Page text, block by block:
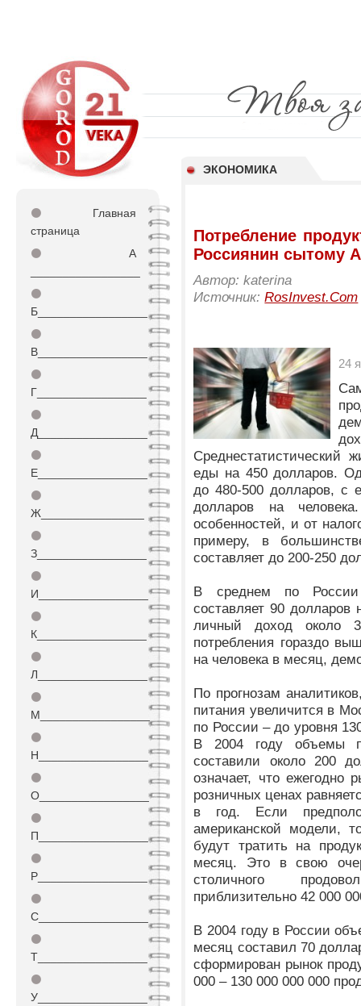
ЭКОНОМИКА
⚫
Главная
страница
⚫
А
⚫
Б_________________
⚫
В_________________
⚫
Г_________________
⚫
Д_________________
⚫
Е_________________
⚫
Ж________________
⚫
З_________________
⚫
И_________________
⚫
К_________________
⚫
Л_________________
⚫
М_________________
⚫
Н_________________
⚫
О_________________
⚫
П_________________
⚫
Р_________________
⚫
С_________________
⚫
Т_________________
⚫
У_________________
Потребление
Россиянин сытому
Автор: katerina
Источник:RosInvest.Com
24
Среднестатистический
еды на 450 долларов.
до 480-500 долларов, с
долларов на
особенностей, и от
примеру, в
составляет до 200-250
В среднем по России
составляет 90
личный доход около
потребления гораздо
на человека в месяц,
По прогнозам
питания увеличится в
по России – до уровня
В 2004 году объемы
составили около 200
означает, что ежегодно
розничных ценах
в год. Если
американской модели,
будут тратить на
месяц. Это в свою
столичного
приблизительно 42 000
В 2004 году в России
месяц составил 70
сформирован рынок
000 – 130 000 000 000